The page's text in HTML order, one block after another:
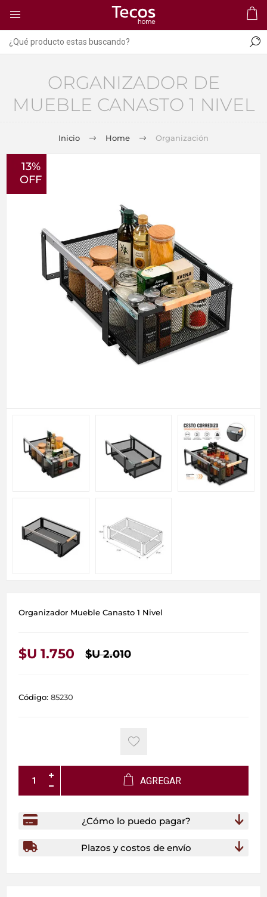
ORGANIZADOR DE
MUEBLE CANASTO 1 NIVEL
Inicio Home Organización
13%
OFF
Organizador Mueble Canasto 1 Nivel
$U 1.750 $U 2.010
Código: 85230
AGREGAR
¿Cómo lo puedo pagar?
Plazos y costos de envío